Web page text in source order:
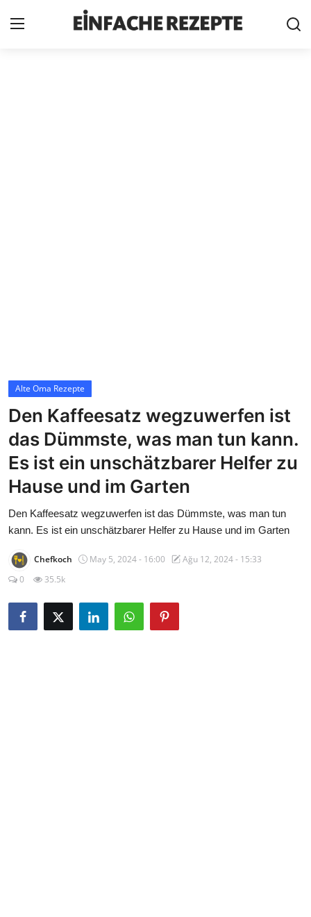
Alte Oma Rezepte
Den Kaffeesatz wegzuwerfen ist
das Dümmste, was man tun kann.
Es ist ein unschätzbarer Helfer zu
Hause und im Garten
Den Kaffeesatz wegzuwerfen ist das Dümmste, was man tun
kann. Es ist ein unschätzbarer Helfer zu Hause und im Garten
Chefkoch May 5, 2024 - 16:00
Ağu 12, 2024 - 15:33
0
35.5k